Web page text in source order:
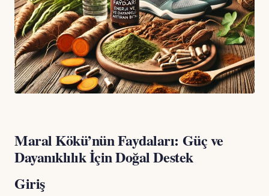
Maral Kökü’nün Faydaları: Güç ve
Dayanıklılık İçin Doğal Destek
Giriş